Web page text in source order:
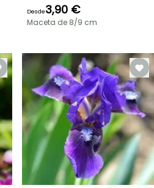
Desde3,90 €
Maceta de 8/9 cm